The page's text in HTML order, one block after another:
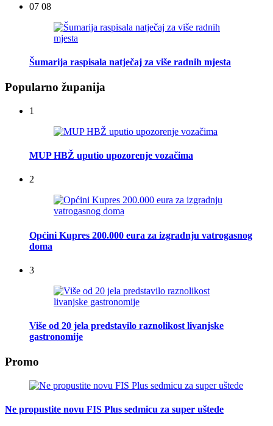
07 08
Šumarija raspisala natječaj za više radnih mjesta
Popularno županija
1
MUP HBŽ uputio upozorenje vozačima
2
Općini Kupres 200.000 eura za izgradnju vatrogasnog
doma
3
Više od 20 jela predstavilo raznolikost livanjske
gastronomije
Promo
Ne propustite novu FIS Plus sedmicu za super uštede